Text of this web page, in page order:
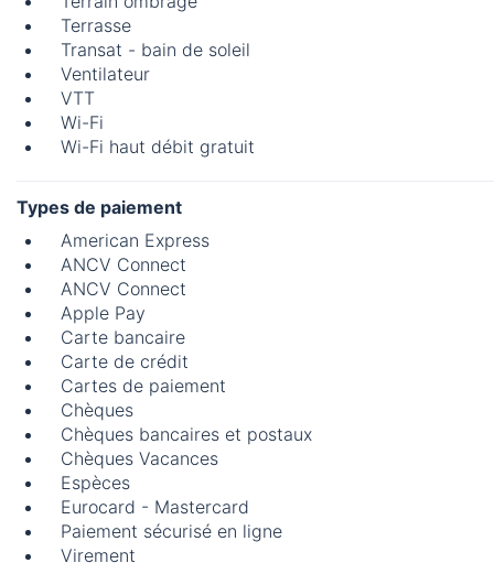
Terrasse
Transat - bain de soleil
Ventilateur
VTT
Wi-Fi
Wi-Fi haut débit gratuit
Types de paiement
American Express
ANCV Connect
ANCV Connect
Apple Pay
Carte bancaire
Carte de crédit
Cartes de paiement
Chèques
Chèques bancaires et postaux
Chèques Vacances
Espèces
Eurocard - Mastercard
Paiement sécurisé en ligne
Virement